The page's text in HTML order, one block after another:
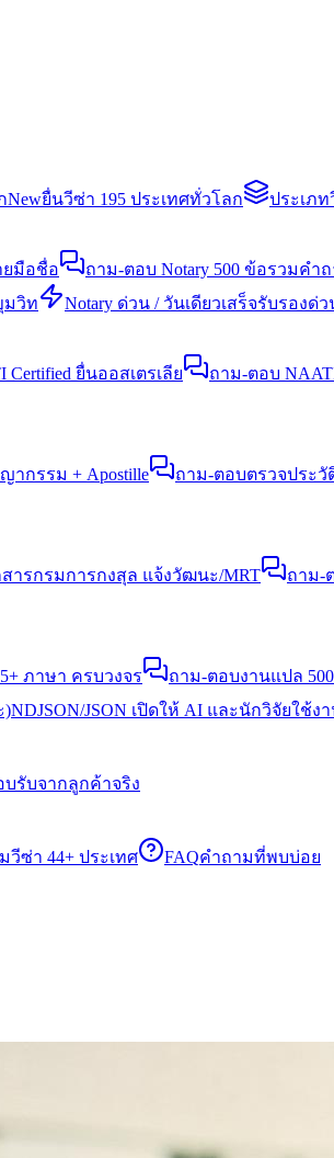
Newยื่นวีซ่า 195 ประเทศทั่วโลก ประเภท
ยมือชื่อ ถาม-ตอบ Notary 500 ข้อรวมคำถ
มวิท Notary ด่วน / วันเดียวเสร็จรับรองด่ว
Certified ยื่นออสเตรเลีย ถาม-ตอบ
ากรรม + Apostille ถาม-ตอบตรวจประวั
สารกรมการกงสุล แจ้งวัฒนะ/MRT ถาม-
ภาษา ครบวงจร ถาม-ตอบงานแปล
)NDJSON/JSON เปิดให้ AI และนักวิจัยใช้ง
บรับจากลูกค้าจริง
วีซ่า 44+ ประเทศ FAQคำถามที่พบบ่อย